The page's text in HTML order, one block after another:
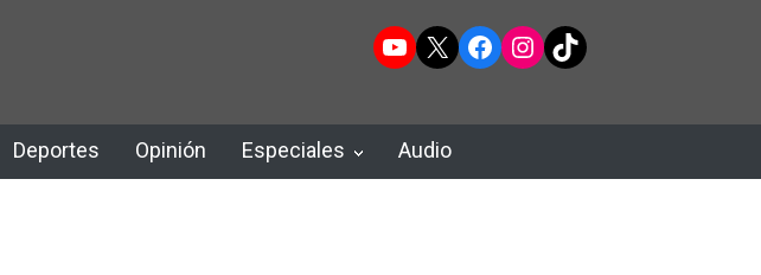
YouTube
X Facebook
Instagram
TikTok
Deportes Opinión Especiales Audio